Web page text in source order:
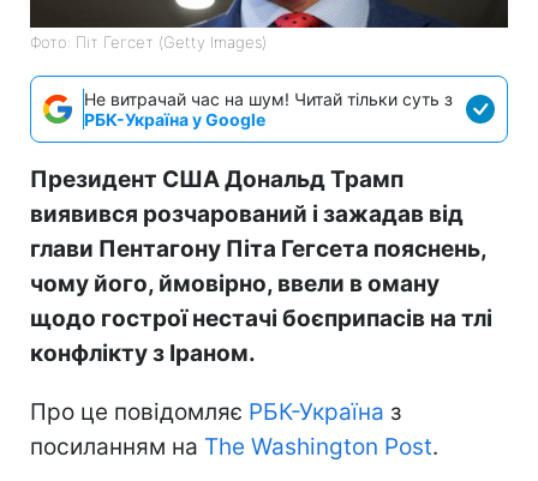
Фото: Піт Гегсет (Getty Images)
Не витрачай час на шум! Читай тільки суть з
РБК-Україна у Google
Президент США Дональд Трамп
виявився розчарований і зажадав від
глави Пентагону Піта Гегсета пояснень,
чому його, ймовірно, ввели в оману
щодо гострої нестачі боєприпасів на тлі
конфлікту з Іраном.
Про це повідомляє РБК-Україна з
посиланням на The Washington Post.